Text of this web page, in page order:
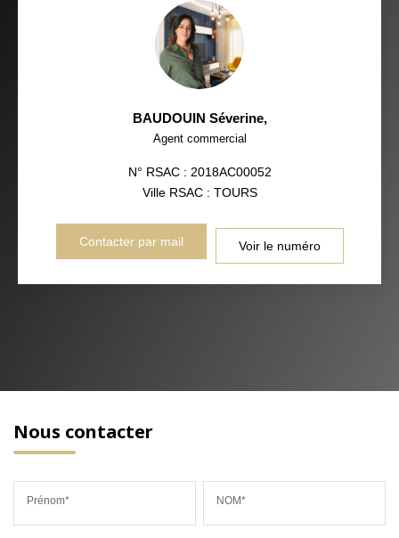
BAUDOUIN Séverine,
Agent commercial
N° RSAC : 2018AC00052
Ville RSAC : TOURS
Contacter par mail Voir le numéro
Nous contacter
Prénom* NOM*